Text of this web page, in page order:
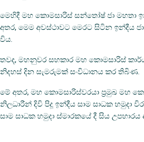
මෙහිදී මහ කොමසාරිස් සන්තෝෂ් ජා මහතා
අතර, මෙම අවස්ථාවට මෙරට සිටින ඉන්දීය
විය.
තවද, මහනුවර සහකාර මහ කොමසාරිස්
නිදහස් දින සැමරුමක් සංවිධානය කර තිබිණ.
මේ අතර, මහ කොමසාරිස්වරයා ප්‍රමුඛ මහ
නිලධාරීන් දිවි පිදූ ඉන්දීය සාම සාධක හමුදා
සාම සාධක හමුදා ස්මාරකයේ දී සිය